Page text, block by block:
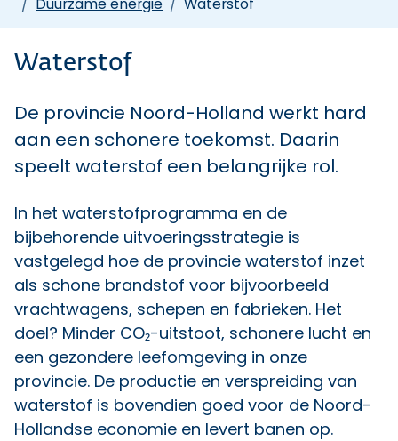
Waterstof
De provincie Noord-Holland werkt hard
aan een schonere toekomst. Daarin
speelt waterstof een belangrijke rol.
In het waterstofprogramma en de
bijbehorende uitvoeringsstrategie is
vastgelegd hoe de provincie waterstof inzet
als schone brandstof voor bijvoorbeeld
vrachtwagens, schepen en fabrieken. Het
doel? Minder CO₂-uitstoot, schonere lucht en
een gezondere leefomgeving in onze
provincie. De productie en verspreiding van
waterstof is bovendien goed voor de Noord-
Hollandse economie en levert banen op.